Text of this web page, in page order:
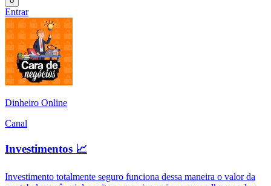
Entrar
Dinheiro Online
Canal
Investimentos 📈
Investimento totalmente seguro funciona dessa maneira o valor da